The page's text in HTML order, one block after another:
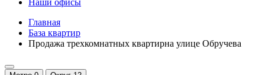
Наши офисы
Главная
База квартир
Продажа трехкомнатных квартирна улице Обручева